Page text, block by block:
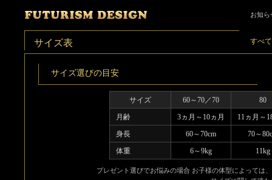
お知ら
すべ
サイズ表
サイズ選びの目安
サイズ 60～70／70
80
月齢
3ヵ月～10ヵ月
11ヵ月～
身長
60～70cm
70～
体重
6～9kg 11kg
プレゼント選びでお悩みの場合 お子様の体型によっては